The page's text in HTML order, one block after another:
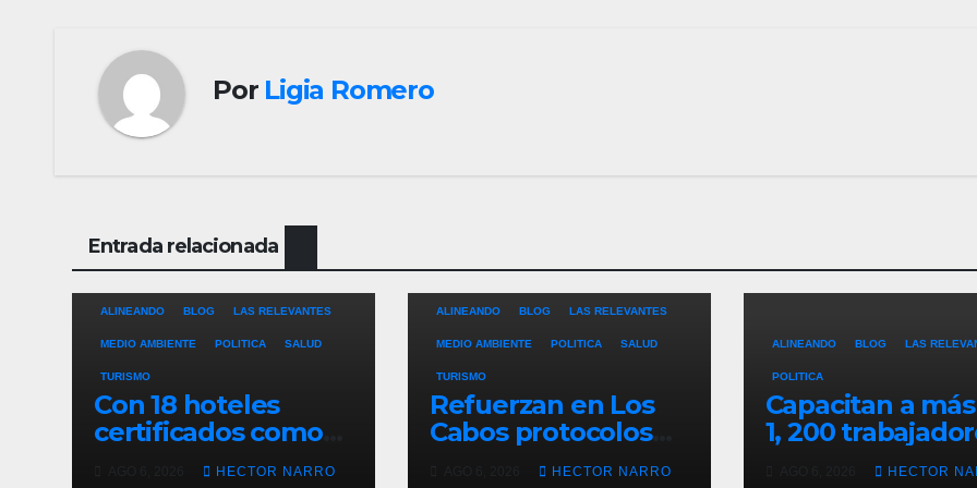
Por Ligia Romero
Entrada relacionada
ALINEANDO BLOG LAS RELEVANTES
MEDIO AMBIENTE POLITICA SALUD
TURISMO
Con 18 hoteles
certificados como
HECTOR NARRO
ALINEANDO BLOG LAS RELEVANTES
MEDIO AMBIENTE POLITICA SALUD
TURISMO
Refuerzan en Los
Cabos protocolos
de prevención y
HECTOR NARRO
ALINEANDO BLOG LAS
POLITICA
Capacitan a
1, 200
del sectorHECTOR